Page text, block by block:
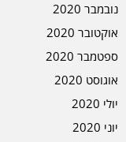
נובמבר 2020
אוקטובר 2020
ספטמבר 2020
אוגוסט 2020
יולי 2020
יוני 2020